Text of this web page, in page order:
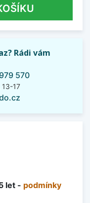
Rádi vám
570
13-17
let - podmínky